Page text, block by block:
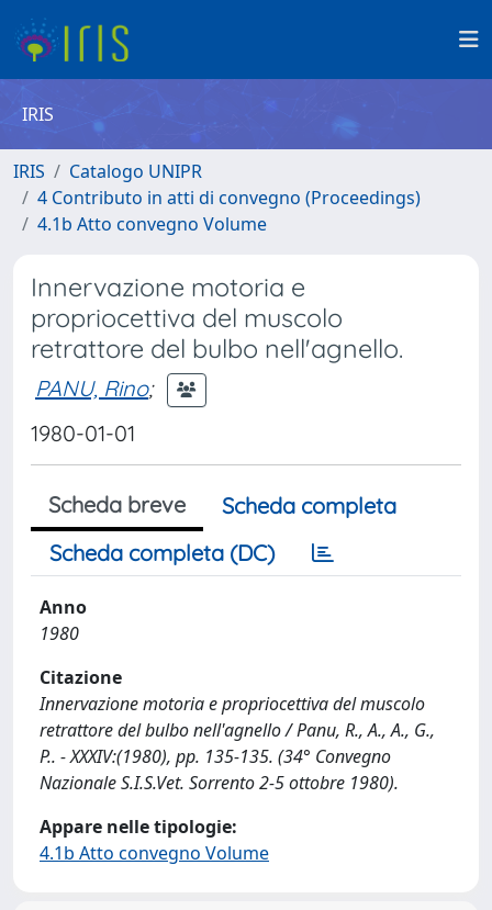
IRIS
IRIS
Catalogo UNIPR
4 Contributo in atti di convegno (Proceedings)
4.1b Atto convegno Volume
Innervazione motoria e
propriocettiva del muscolo
retrattore del bulbo nell'agnello.
PANU, Rino;
1980-01-01
Scheda breve
Scheda completa
Scheda completa (DC)
Anno
1980
Citazione
Innervazione motoria e propriocettiva del muscolo
retrattore del bulbo nell'agnello / Panu, R., A., A., G.,
P.. - XXXIV:(1980), pp. 135-135. (34° Convegno
Nazionale S.I.S.Vet. Sorrento 2-5 ottobre 1980).
Appare nelle tipologie:
4.1b Atto convegno Volume